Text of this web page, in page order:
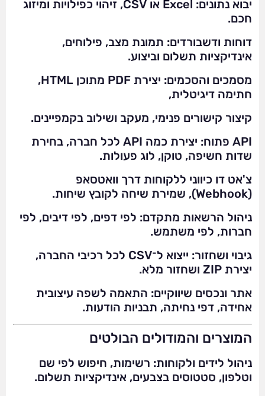
יבוא נתונים: Excel או CSV, זיהוי כפילויות ומיזוג
חכם.
דוחות ודשבורדים: תמונת מצב, פילוחים,
אינדיקציות תשלום וביצוע.
מסמכים והסכמים: יצירת PDF מתוכן HTML,
חתימה דיגיטלית,
קיצור קישורים פנימי, מעקב ושילוב בקמפיינים.
API פתוח: יצירת כמה API לכל חברה, בחירת
שדות חשיפה, טוקן, לוג פעולות.
צ'אט דו כיווני ללקוחות דרך וואטסאפ
(Webhook), שמירת שיחה לקובץ שיחות.
ניהול הרשאות מתקדם: לפי דפים, לפי דיבים, לפי
חברות, לפי משתמש.
גיבוי ושחזור: ייצוא ל־CSV לכל רכיבי החברה,
יצירת ZIP ושחזור מלא.
אתר ונכסים שיווקיים: התאמה לשפה עיצובית
אחידה, דפי נחיתה, תבניות הודעות.
המוצרים והמודולים הבולטים
ניהול לידים ולקוחות: רשימות, חיפוש לפי שם
וטלפון, סטטוסים בצבעים, אינדיקציות תשלום.